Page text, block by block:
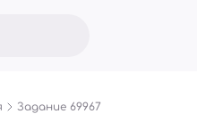
Задание 69967